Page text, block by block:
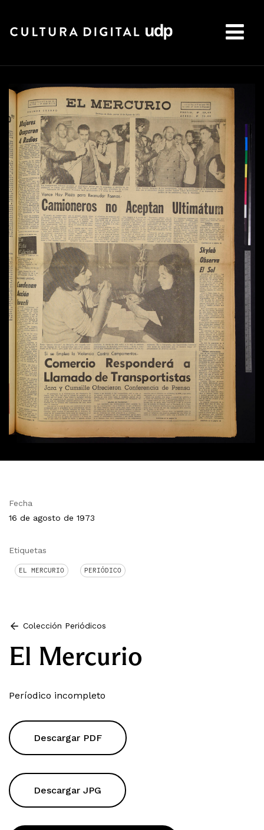
Fecha
16 de agosto de 1973
Etiquetas
EL MERCURIO PERIÓDICO
Colección Periódicos
El Mercurio
Períodico incompleto
Descargar PDF
Descargar JPG